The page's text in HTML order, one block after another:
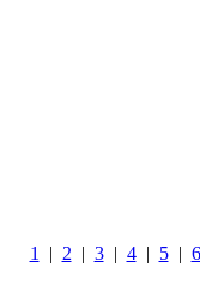
1 | 2 | 3| 4| 5| 6